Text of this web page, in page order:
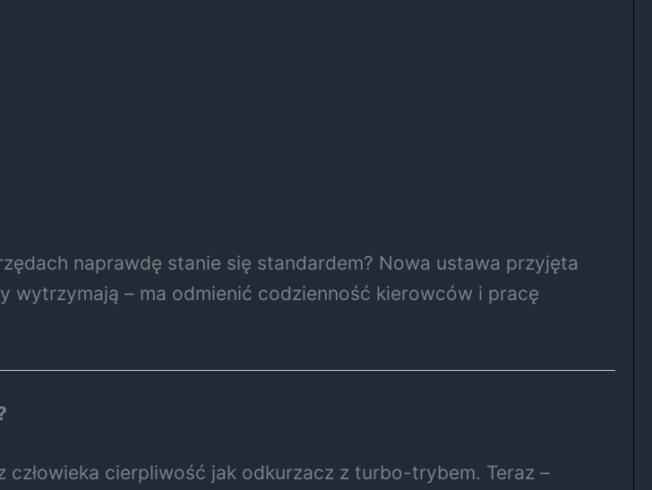
naprawdę stanie się standardem? Nowa ustawa przyjęta
wytrzymają – ma odmienić codzienność kierowców i pracę
cierpliwość jak odkurzacz z turbo-trybem. Teraz –